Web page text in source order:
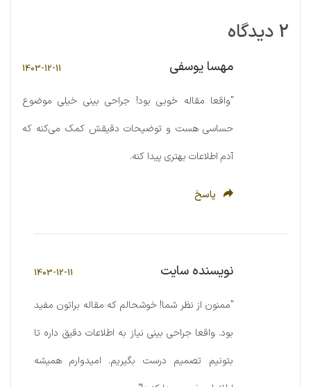
2 دیدگاه
مهسا یوسفی 1403-12-11
"واقعا مقاله خوبی بود! جراحی بینی خیلی موضوع
حساسی هست و توضیحات دقیقش کمک می‌کنه که
آدم اطلاعات بهتری پیدا کنه.
پاسخ
نویسنده سایت 1403-12-11
"ممنون از نظر شما! خوشحالم که مقاله براتون مفید
بود. واقعا جراحی بینی نیاز به اطلاعات دقیق داره تا
بتونیم تصمیم درست بگیریم. امیدوارم همیشه